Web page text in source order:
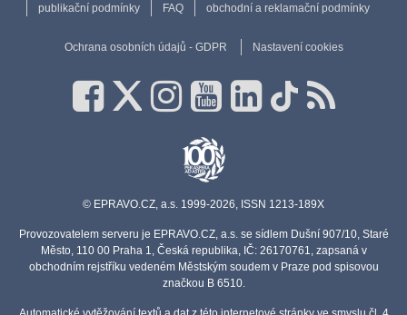
publikační podmínky
FAQ obchodní a reklamační podmínky
Ochrana osobních údajů - GDPR Nastavení cookies
© EPRAVO.CZ, a.s. 1999-2026, ISSN 1213-189X
Provozovatelem serveru je EPRAVO.CZ, a.s. se sídlem Dušní 907/10, Staré
Město, 110 00 Praha 1, Česká republika, IČ: 26170761, zapsaná v
obchodním rejstříku vedeném Městským soudem v Praze pod spisovou
značkou B 6510.